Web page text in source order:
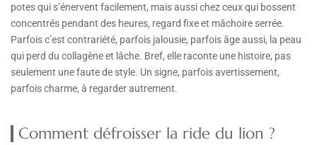
potes qui s’énervent facilement, mais aussi chez ceux qui bossent
concentrés pendant des heures, regard fixe et mâchoire serrée.
Parfois c’est contrariété, parfois jalousie, parfois âge aussi, la peau
qui perd du collagène et lâche. Bref, elle raconte une histoire, pas
seulement une faute de style. Un signe, parfois avertissement,
parfois charme, à regarder autrement.
Comment défroisser la ride du lion ?